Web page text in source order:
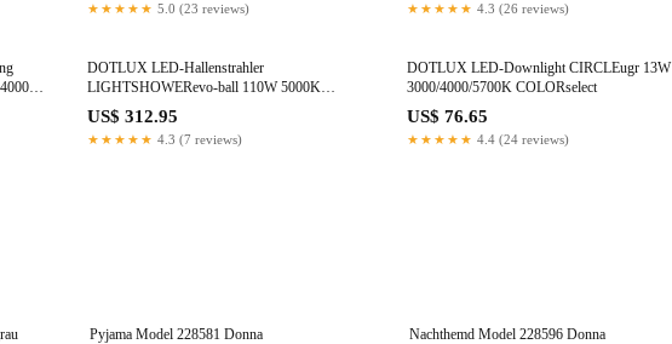
★★★★★ 5.0 (23 reviews) ★★★★★ 4.3 (26 reviews)
DOTLUX LED-Hallenstrahler
LIGHTSHOWERevo-ball 110W 5000K
gefrostete Abdeckung ballwurfsicher dimmbar
DALI Made in Germany
US$ 312.95
★★★★★ 4.3 (7 reviews)
DOTLUX LED-Downlight CIRCLEugr 13W
3000/4000/5700K COLORselect
US$ 76.65
★★★★★ 4.4 (24 reviews)
Pyjama Model 228581 Donna Nachthemd Model 228596 Donna